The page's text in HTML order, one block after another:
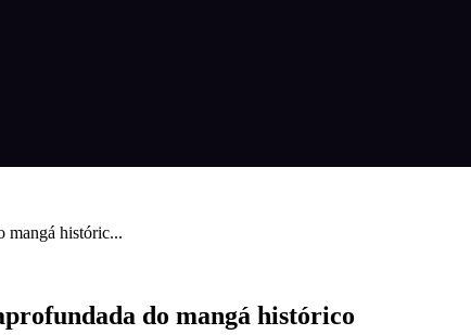
mangá históric...
do mangá histórico